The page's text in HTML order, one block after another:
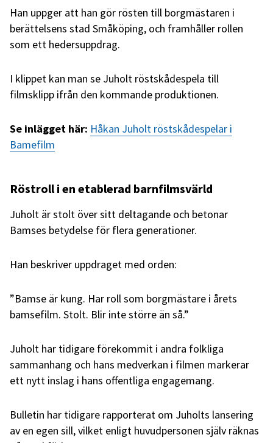
Han uppger att han gör rösten till borgmästaren i
berättelsens stad Småköping, och framhåller rollen
som ett hedersuppdrag.
I klippet kan man se Juholt röstskådespela till
filmsklipp ifrån den kommande produktionen.
Se inlägget här: Håkan Juholt röstskådespelar i
Bamefilm
Röstroll i en etablerad barnfilmsvärld
Juholt är stolt över sitt deltagande och betonar
Bamses betydelse för flera generationer.
Han beskriver uppdraget med orden:
”Bamse är kung. Har roll som borgmästare i årets
bamsefilm. Stolt. Blir inte större än så.”
Juholt har tidigare förekommit i andra folkliga
sammanhang och hans medverkan i filmen markerar
ett nytt inslag i hans offentliga engagemang.
Bulletin har tidigare rapporterat om Juholts lansering
av en egen sill, vilket enligt huvudpersonen själv räknas